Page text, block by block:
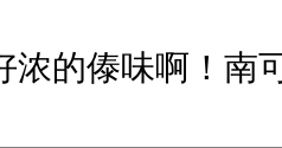
浓的傣味啊！南